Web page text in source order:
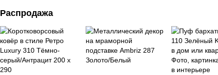
Распродажа